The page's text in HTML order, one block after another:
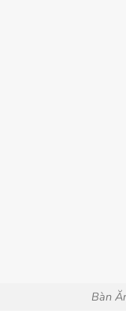
Bàn